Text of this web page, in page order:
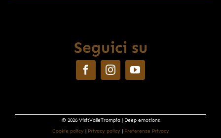
Seguici su
© 2026 VisitValleTrompia | Deep emotions
Cookie policy | Privacy policy | Preferenze Privacy